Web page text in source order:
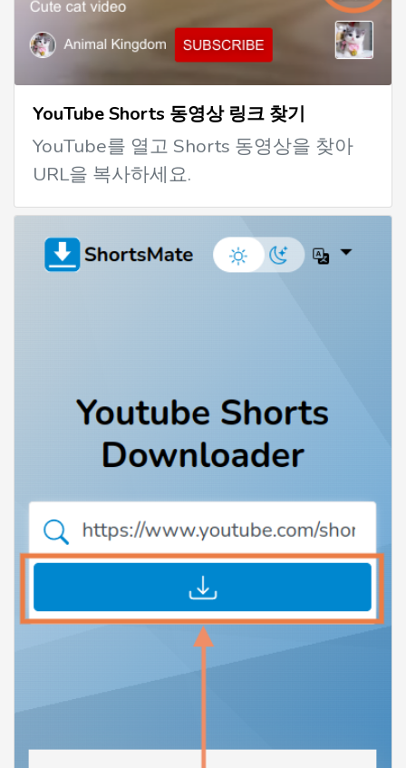
YouTube Shorts 동영상 링크 찾기
YouTube를 열고 Shorts 동영상을 찾아
URL을 복사하세요.